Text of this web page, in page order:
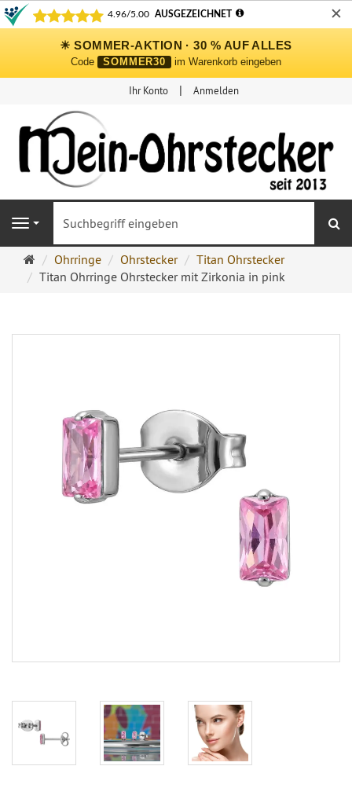
✕
☀ SOMMER-AKTION · 30 % AUF ALLES
Code SOMMER30 im Warenkorb eingeben
Ihr Konto Anmelden
Navigation
Ohrringe
Ohrstecker
Ohrringe Ohrstecker
Titan Ohrstecker
Titan Ohrringe Ohrstecker mit Zirkonia in pink